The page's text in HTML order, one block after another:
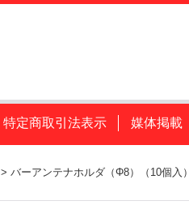
特定商取引法表示 媒体掲載
> バーアンテナホルダ（Φ8）（10個入